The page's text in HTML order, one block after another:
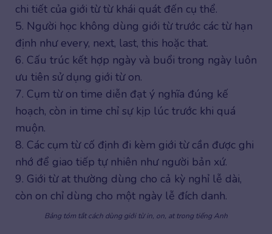
chi tiết của giới từ từ khái quát đến cụ thể.
5. Người học không dùng giới từ trước các từ hạn
định như every, next, last, this hoặc that.
6. Cấu trúc kết hợp ngày và buổi trong ngày luôn
ưu tiên sử dụng giới từ on.
7. Cụm từ on time diễn đạt ý nghĩa đúng kế
hoạch, còn in time chỉ sự kịp lúc trước khi quá
muộn.
8. Các cụm từ cố định đi kèm giới từ cần được ghi
nhớ để giao tiếp tự nhiên như người bản xứ.
9. Giới từ at thường dùng cho cả kỳ nghỉ lễ dài,
còn on chỉ dùng cho một ngày lễ đích danh.
Bảng tóm tắt cách dùng giới từ in, on, at trong tiếng Anh